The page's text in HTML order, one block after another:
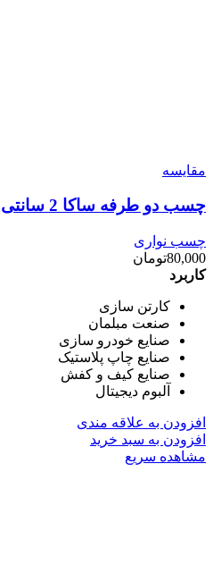
مقایسه
چسب دو طرفه ساکا 2 سانتی
چسب نواری
80,000تومان
کاربرد
کارتن سازی
صنعت مبلمان
صنایع خودرو سازی
صنایع چاپ پلاستیک
صنایع کیف و کفش
آلبوم دیجیتال
افزودن به علاقه مندی
افزودن به سبد خرید
مشاهده سریع